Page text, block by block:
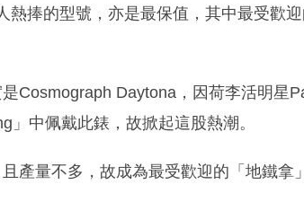
熱捧的型號，亦是最保值，其中最受歡
Cosmograph Daytona，因荷李活明星
」中佩戴此錶，故掀起這股熱潮。
產量不多，故成為最受歡迎的「地鐵拿